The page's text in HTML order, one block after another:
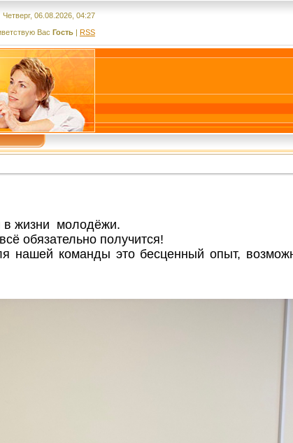
Четверг, 06.08.2026, 04:27
Вас Гость | RSS
в жизни молодёжи.
обязательно получится!
нашей команды это бесценный опыт,